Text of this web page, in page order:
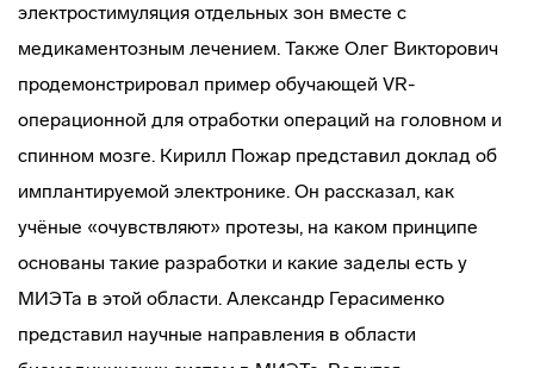
электростимуляция отдельных зон вместе с
медикаментозным лечением. Также Олег Викторович
продемонстрировал пример обучающей VR-
операционной для отработки операций на головном и
спинном мозге. Кирилл Пожар представил доклад об
имплантируемой электронике. Он рассказал, как
учёные «очувствляют» протезы, на каком принципе
основаны такие разработки и какие заделы есть у
МИЭТа в этой области. Александр Герасименко
представил научные направления в области